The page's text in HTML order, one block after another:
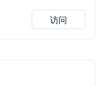
访问